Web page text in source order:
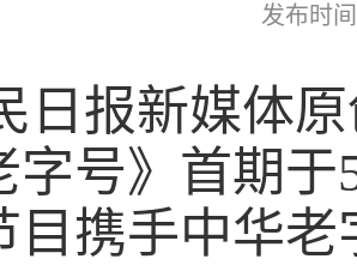
发布时
日报新媒体
字号》首期
目携手中华